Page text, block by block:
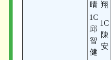
晴 翔
1C
邱
智
健
1C
陳
安